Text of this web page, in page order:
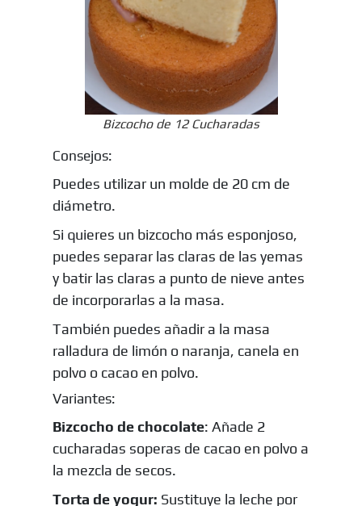
Bizcocho de 12 Cucharadas
Consejos:
Puedes utilizar un molde de 20 cm de
diámetro.
Si quieres un bizcocho más esponjoso,
puedes separar las claras de las yemas
y batir las claras a punto de nieve antes
de incorporarlas a la masa.
También puedes añadir a la masa
ralladura de limón o naranja, canela en
polvo o cacao en polvo.
Variantes:
Bizcocho de chocolate: Añade 2
cucharadas soperas de cacao en polvo a
la mezcla de secos.
Torta de yogur: Sustituye la leche por